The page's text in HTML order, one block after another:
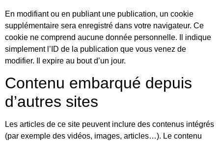
En modifiant ou en publiant une publication, un cookie
supplémentaire sera enregistré dans votre navigateur. Ce
cookie ne comprend aucune donnée personnelle. Il indique
simplement l’ID de la publication que vous venez de
modifier. Il expire au bout d’un jour.
Contenu embarqué depuis
d’autres sites
Les articles de ce site peuvent inclure des contenus intégrés
(par exemple des vidéos, images, articles…). Le contenu